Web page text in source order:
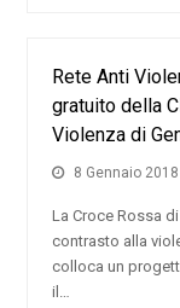
Rete Anti
gratuito della
Violenza di
8 Gennaio 2018
La Croce Rossa
contrasto alla
colloca un
il…